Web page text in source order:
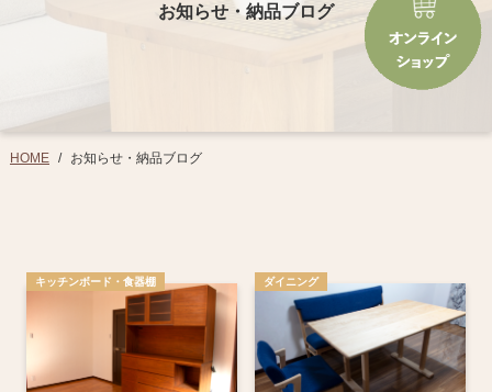
お知らせ・納品ブログ
HOME / お知らせ・納品ブログ
キッチンボード・食器棚 ダイニング